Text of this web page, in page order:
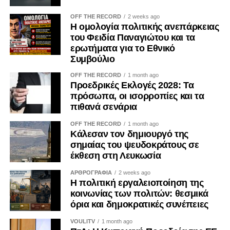
OFF THE RECORD 2 weeks ago
Η ομολογία πολιτικής ανεπάρκειας
του Φειδία Παναγιώτου και τα
ερωτήματα για το Εθνικό
Συμβούλιο
OFF THE RECORD 1 month ago
Προεδρικές Εκλογές 2028: Τα
πρόσωπα, οι ισορροπίες και τα
πιθανά σενάρια
OFF THE RECORD 1 month ago
Κάλεσαν τον δημιουργό της
σημαίας του ψευδοκράτους σε
έκθεση στη Λευκωσία
ΑΡΘΡΟΓΡΑΦΙΑ 2 weeks ago
Η πολιτική εργαλειοποίηση της
κοινωνίας των πολιτών: θεσμικά
όρια και δημοκρατικές συνέπειες
VOULITV 1 month ago